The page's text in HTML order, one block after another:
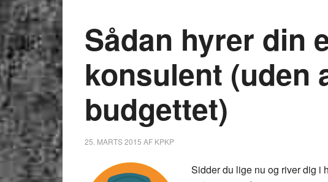
Sådan hyrer din
konsulent (uden
budgettet)
25. MARTS 2015 AF KPKP
Sidder du lige nu og river dig i